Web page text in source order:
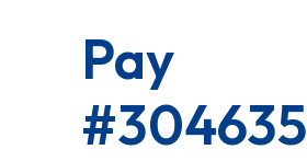
Pay
#304635